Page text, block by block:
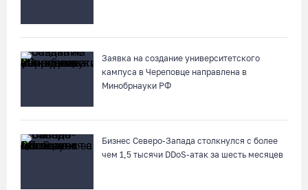
Заявка на создание университетского
кампуса в Череповце направлена в
Минобрнауки РФ
Бизнес Северо-Запада столкнулся с более
чем 1,5 тысячи DDoS-атак за шесть месяцев